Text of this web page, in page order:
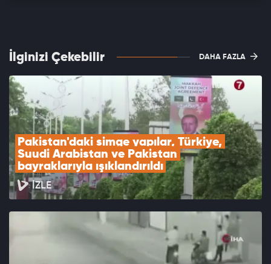
İlginizi Çekebilir DAHA FAZLA
Pakistan'daki simge yapılar, Türkiye,
Suudi Arabistan ve Pakistan
bayraklarıyla ışıklandırıldı
İZLE